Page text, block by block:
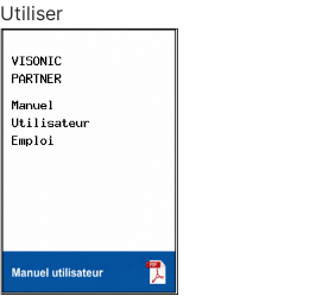
Utiliser